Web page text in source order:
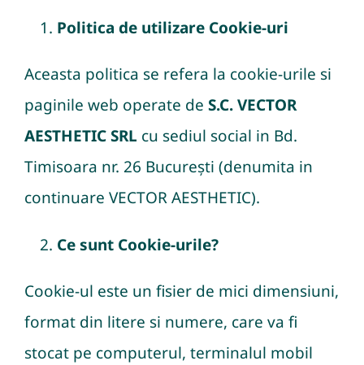
Politica de utilizare Cookie-uri
Aceasta politica se refera la cookie-urile si
paginile web operate de S.C. VECTOR
AESTHETIC SRL cu sediul social in Bd.
Timisoara nr. 26 București (denumita in
continuare VECTOR AESTHETIC).
Ce sunt Cookie-urile?
Cookie-ul este un fisier de mici dimensiuni,
format din litere si numere, care va fi
stocat pe computerul, terminalul mobil